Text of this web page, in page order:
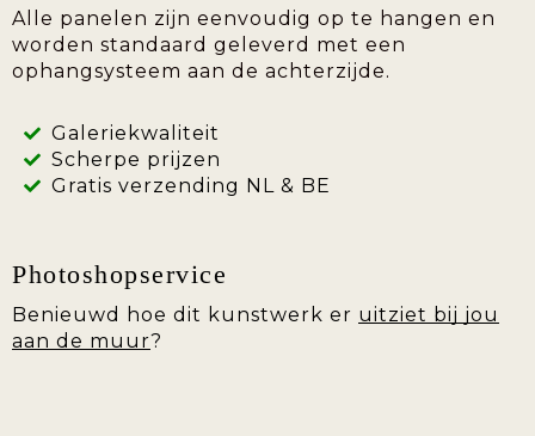
Alle panelen zijn eenvoudig op te hangen en
worden standaard geleverd met een
ophangsysteem aan de achterzijde.
Galeriekwaliteit
Scherpe prijzen
Gratis verzending NL & BE
Photoshopservice
Benieuwd hoe dit kunstwerk er uitziet bij jou
aan de muur?